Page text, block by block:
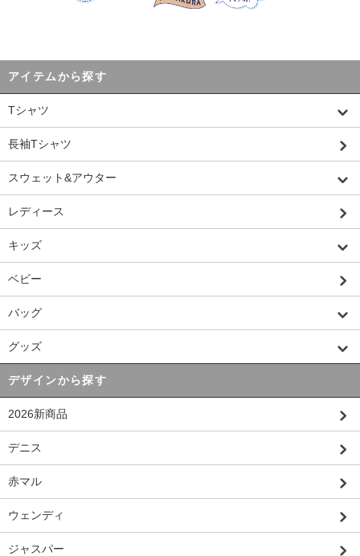
アイテムから探す
Tシャツ
長袖Tシャツ
スウェット&アウター
レディース
キッズ
ベビー
バッグ
グッズ
デザインから探す
2026新商品
デニス
赤マル
ウェンディ
ジャスパー